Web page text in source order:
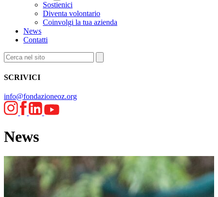
Sostienici
Diventa volontario
Coinvolgi la tua azienda
News
Contatti
SCRIVICI
info@fondazioneoz.org
News